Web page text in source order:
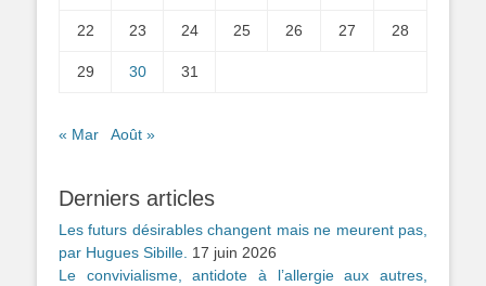
22 23 24 25 26 27 28
29 30 31
« Mar Août »
Derniers articles
Les futurs désirables changent mais ne meurent pas,
par Hugues Sibille. 17 juin 2026
Le convivialisme, antidote à l’allergie aux autres,